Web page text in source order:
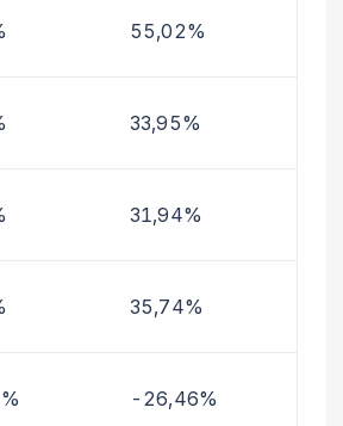
55,02%
33,95%
31,94%
35,74%
-26,46%